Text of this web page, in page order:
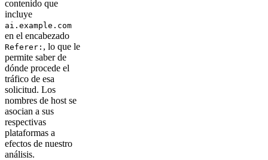
contenido que
incluye
ai.example.com
en el encabezado
Referer: , lo que le
permite saber de
dónde procede el
tráfico de esa
solicitud. Los
nombres de host se
asocian a sus
respectivas
plataformas a
efectos de nuestro
análisis.